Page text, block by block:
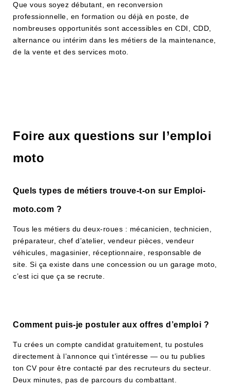
Que vous soyez débutant, en reconversion
professionnelle, en formation ou déjà en poste, de
nombreuses opportunités sont accessibles en CDI, CDD,
alternance ou intérim dans les métiers de la maintenance,
de la vente et des services moto.
Foire aux questions sur l’emploi
moto
Quels types de métiers trouve-t-on sur Emploi-
moto.com ?
Tous les métiers du deux-roues : mécanicien, technicien,
préparateur, chef d’atelier, vendeur pièces, vendeur
véhicules, magasinier, réceptionnaire, responsable de
site. Si ça existe dans une concession ou un garage moto,
c’est ici que ça se recrute.
Comment puis-je postuler aux offres d’emploi ?
Tu crées un compte candidat gratuitement, tu postules
directement à l’annonce qui t’intéresse — ou tu publies
ton CV pour être contacté par des recruteurs du secteur.
Deux minutes, pas de parcours du combattant.